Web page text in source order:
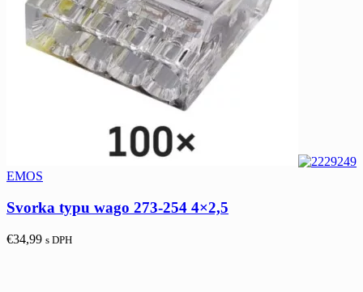
EMOS
Svorka typu wago 273-254 4×2,5
€34,99 s DPH